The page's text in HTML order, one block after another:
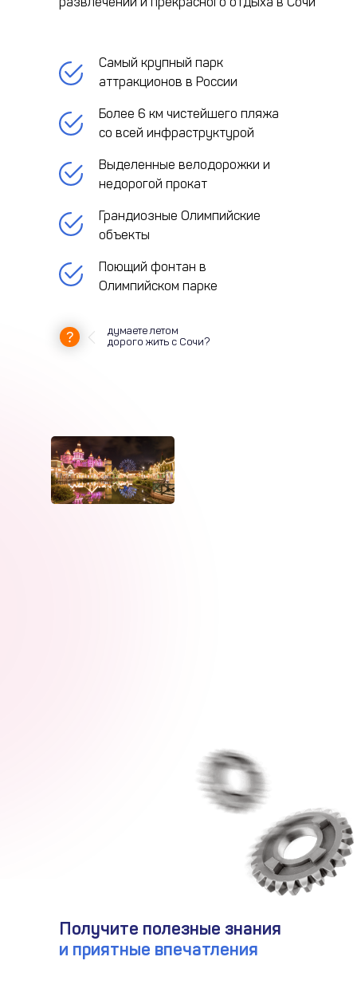
Самый крупный парк
аттракционов в России
Более 6 км чистейшего пляжа
со всей инфраструктурой
Выделенные велодорожки и
недорогой прокат
Грандиозные Олимпийские
объекты
Поющий фонтан в
Олимпийском парке
думаете летом
дорого жить с Сочи?
Получите полезные знания
и приятные впечатления